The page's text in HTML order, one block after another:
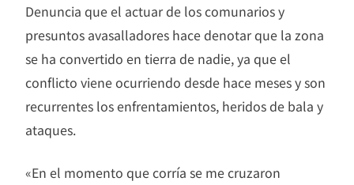
Denuncia que el actuar de los comunarios y
presuntos avasalladores hace denotar que la zona
se ha convertido en tierra de nadie, ya que el
conflicto viene ocurriendo desde hace meses y son
recurrentes los enfrentamientos, heridos de bala y
ataques.
«En el momento que corría se me cruzaron